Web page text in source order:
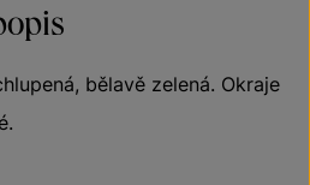
bělavě zelená. Okraje